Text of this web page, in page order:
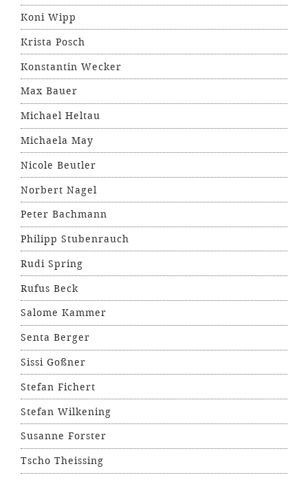
Koni Wipp
Krista Posch
Konstantin Wecker
Max Bauer
Michael Heltau
Michaela May
Nicole Beutler
Norbert Nagel
Peter Bachmann
Philipp Stubenrauch
Rudi Spring
Rufus Beck
Salome Kammer
Senta Berger
Sissi Goßner
Stefan Fichert
Stefan Wilkening
Susanne Forster
Tscho Theissing